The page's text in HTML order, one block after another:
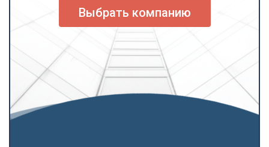
Выбрать компанию